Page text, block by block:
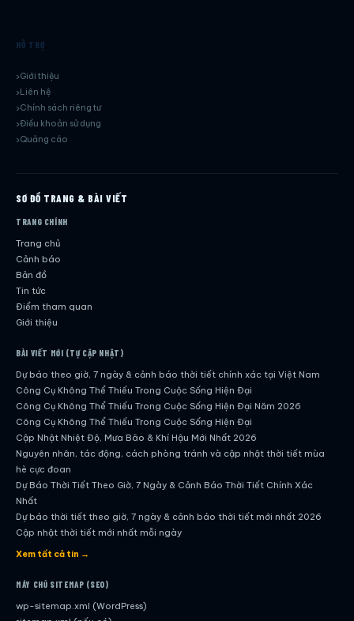
HỖ TRỢ
Giới thiệu
Liên hệ
Chính sách riêng tư
Điều khoản sử dụng
Quảng cáo
SƠ ĐỒ TRANG & BÀI VIẾT
TRANG CHÍNH
Trang chủ
Cảnh báo
Bản đồ
Tin tức
Điểm tham quan
Giới thiệu
BÀI VIẾT MỚI (TỰ CẬP NHẬT)
Dự báo theo giờ, 7 ngày & cảnh báo thời tiết chính xác tại Việt Nam
Công Cụ Không Thể Thiếu Trong Cuộc Sống Hiện Đại
Công Cụ Không Thể Thiếu Trong Cuộc Sống Hiện Đại Năm 2026
Công Cụ Không Thể Thiếu Trong Cuộc Sống Hiện Đại
Cập Nhật Nhiệt Độ, Mưa Bão & Khí Hậu Mới Nhất 2026
Nguyên nhân, tác động, cách phòng tránh và cập nhật thời tiết mùa
hè cực đoan
Dự Báo Thời Tiết Theo Giờ, 7 Ngày & Cảnh Báo Thời Tiết Chính Xác
Nhất
Dự báo thời tiết theo giờ, 7 ngày & cảnh báo thời tiết mới nhất 2026
Cập nhật thời tiết mới nhất mỗi ngày
Hướng dẫn đầy đủ về dự báo thời tiết hiện đại
Dự Báo Thời Tiết Theo Giờ, 7 Ngày & Cảnh Báo Thời Tiết Chính Xác
Công Cụ Không Thể Thiếu Trong Cuộc Sống Hiện Đại
Xem tất cả tin →
MÁY CHỦ SITEMAP (SEO)
wp-sitemap.xml (WordPress)